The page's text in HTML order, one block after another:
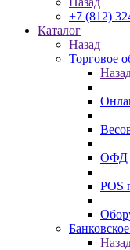
+7 (812)
Каталог
Назад
Торговое
ОФД
POS